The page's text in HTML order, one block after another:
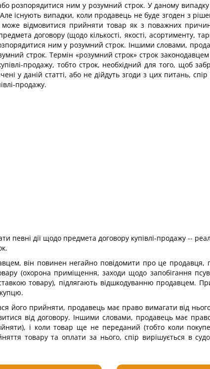
розпорядитися ним у розумний строк. У даному випадку
існують випадки, коли продавець не буде згоден з
відмовитися прийняти товар як з поважних
договору (щодо кількості, якості, асортименту,
ним у розумний строк. Іншими словами,
строк. Термін «розумний строк» строк
продажу, тобто строк, необхідний для того, щоб
у даній статті, або не дійдуть згоди з цих питань,
продажу.
дії щодо предмета договору купівлі-продажу --
він повинен негайно повідомити про це продавця,
(охорона приміщення, заходи щодо запобігання
товару), підлягають відшкодуванню продавцем.
його прийняти, продавець має право вимагати від
від договору. Іншими словами, продавець має
і коли товар ще не переданий (тобто коли
товару та оплати за нього, спір вирішується в